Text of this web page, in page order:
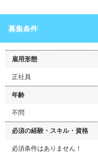
募集条件
雇用形態
正社員
年齢
不問
必須の経験・スキル・資格
必須条件はありません！